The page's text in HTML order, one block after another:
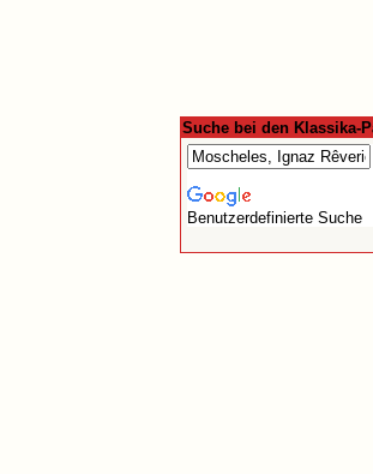
Suche bei den Klassika-
Benutzerdefinierte Suche